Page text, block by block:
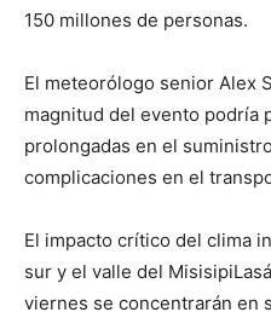
150 millones de personas.
El meteorólogo senior Alex
magnitud del evento podría
prolongadas en el
complicaciones en el
El impacto crítico del clima
sur y el valle del
viernes se concentrarán en